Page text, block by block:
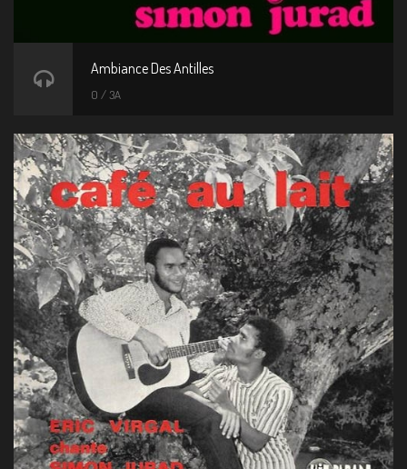
Ambiance Des Antilles
0 / 3A